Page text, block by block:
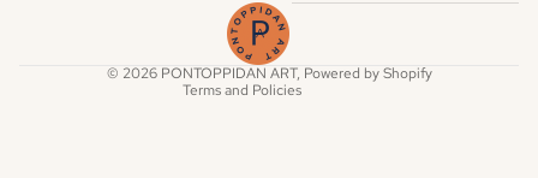
© 2026 PONTOPPIDAN ART, Powered by Shopify
Terms and Policies
Contact information